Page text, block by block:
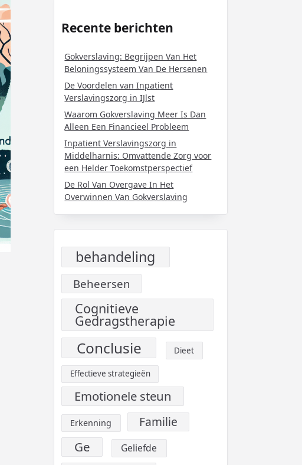
Recente berichten
Gokverslaving: Begrijpen Van Het
Beloningssysteem Van De Hersenen
De Voordelen van Inpatient
Verslavingszorg in IJlst
Waarom Gokverslaving Meer Is Dan
Alleen Een Financieel Probleem
Inpatient Verslavingszorg in
Middelharnis: Omvattende Zorg voor
een Helder Toekomstperspectief
De Rol Van Overgave In Het
Overwinnen Van Gokverslaving
behandeling
Beheersen
Cognitieve
Gedragstherapie
Conclusie Dieet
Effectieve strategieën
Emotionele steun
Erkenning Familie
Ge Geliefde